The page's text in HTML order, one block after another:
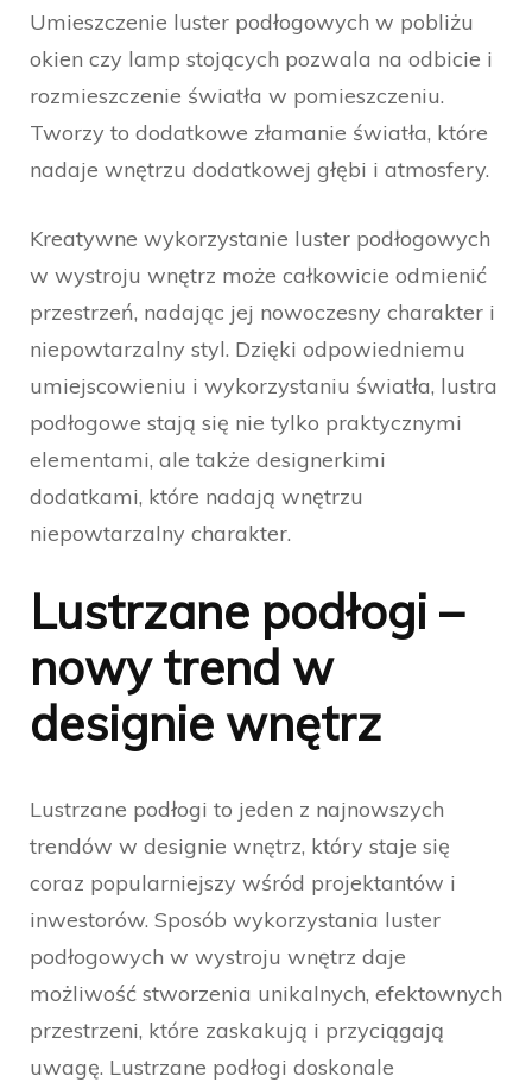
Umieszczenie luster podłogowych w pobliżu
okien czy lamp stojących pozwala na odbicie i
rozmieszczenie światła w pomieszczeniu.
Tworzy to dodatkowe złamanie światła, które
nadaje wnętrzu dodatkowej głębi i atmosfery.
Kreatywne wykorzystanie luster podłogowych
w wystroju wnętrz może całkowicie odmienić
przestrzeń, nadając jej nowoczesny charakter i
niepowtarzalny styl. Dzięki odpowiedniemu
umiejscowieniu i wykorzystaniu światła, lustra
podłogowe stają się nie tylko praktycznymi
elementami, ale także designerkimi
dodatkami, które nadają wnętrzu
niepowtarzalny charakter.
Lustrzane podłogi –
nowy trend w
designie wnętrz
Lustrzane podłogi to jeden z najnowszych
trendów w designie wnętrz, który staje się
coraz popularniejszy wśród projektantów i
inwestorów. Sposób wykorzystania luster
podłogowych w wystroju wnętrz daje
możliwość stworzenia unikalnych, efektownych
przestrzeni, które zaskakują i przyciągają
uwagę. Lustrzane podłogi doskonale